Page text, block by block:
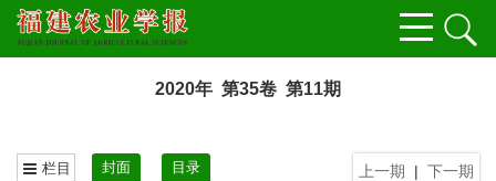
2020年 第35卷 第11期
上一期 | 下一期
栏目 封面 目录